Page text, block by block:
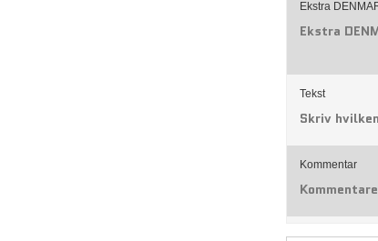
Ekstra
Ekstra
Tekst
Skriv
Kommentar